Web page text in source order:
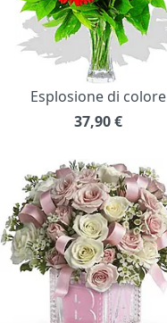
Esplosione di colore
37,90€